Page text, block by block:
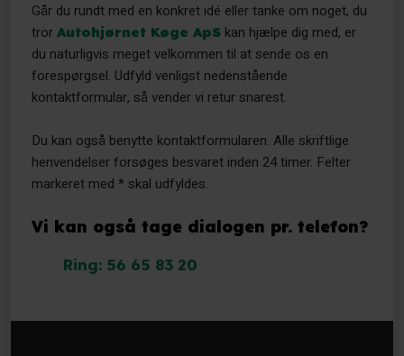
Går du rundt med en konkret idé eller tanke om noget, du
tror Autohjørnet Køge ApSkan hjælpe dig med, er
du naturligvis meget velkommen til at sende os en
forespørgsel. Udfyld venligst nedenstående
kontaktformular, så vender vi retur snarest.
Du kan også benytte kontaktformularen. Alle skriftlige
henvendelser forsøges besvaret inden 24 timer. Felter
markeret med * skal udfyldes.
Vi kan også tage dialogen pr. telefon?
Ring: 56 65 83 20